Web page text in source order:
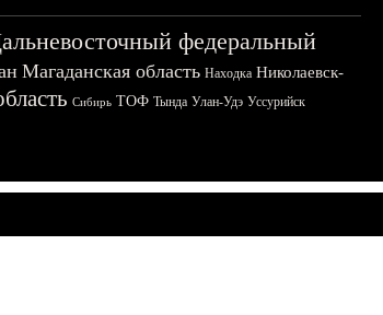
федеральный
Магаданская область Находка Николаевск-
Сибирь ТОФ Тында Улан-Удэ Уссурийск